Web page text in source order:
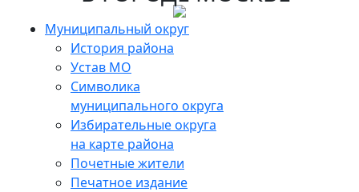
Муниципальный округ
История района
Устав МО
Символика
муниципального округа
Избирательные округа
на карте района
Почетные жители
Печатное издание